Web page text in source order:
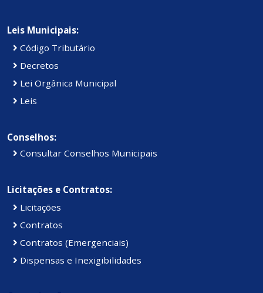
Leis Municipais:
Código Tributário
Decretos
Lei Orgânica Municipal
Leis
Conselhos:
Consultar Conselhos Municipais
Licitações e Contratos:
Licitações
Contratos
Contratos (Emergenciais)
Dispensas e Inexigibilidades